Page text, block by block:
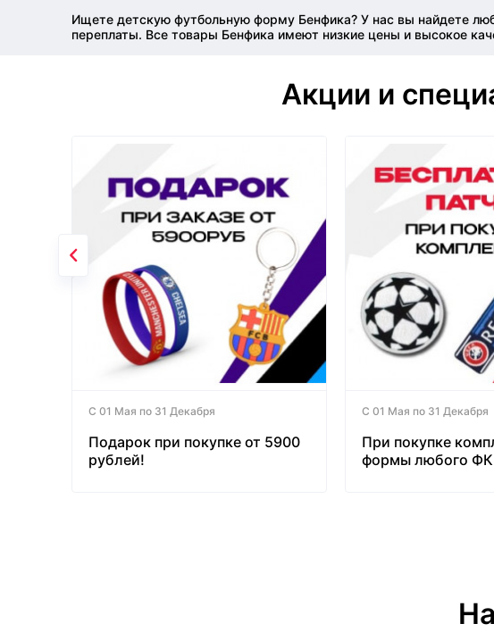
Ищете детскую футбольную форму Бенфика? У нас вы найдете
переплаты. Все товары Бенфика имеют низкие цены и высокое
Акции и
С 01 Мая по 31 Декабря
Подарок при покупке от 5900
рублей!
С 01 Мая по 31 Декабря
При покупке
формы любого ФК